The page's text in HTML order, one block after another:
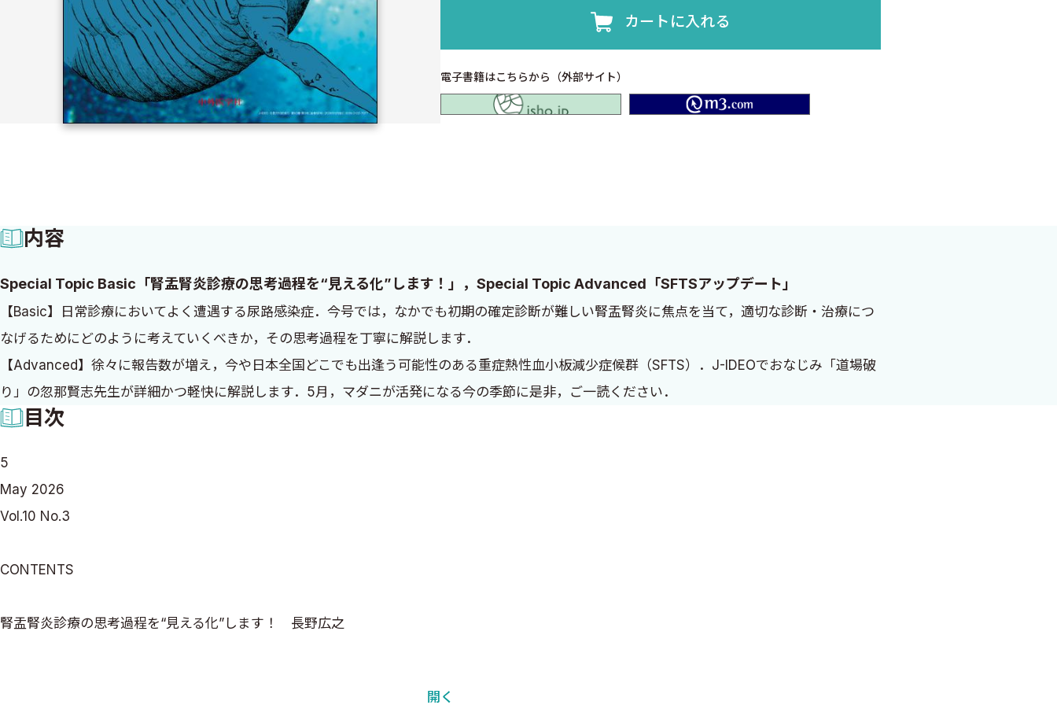
カートに入れる
電子書籍はこちらから（外部サイト）
内容
Special Topic Basic「腎盂腎炎診療の思考過程を“見える化”します！」，Special Topic Advanced「SFTSアップデート」
【Basic】日常診療においてよく遭遇する尿路感染症．今号では，なかでも初期の確定診断が難しい腎盂腎炎に焦点を当て，適切な診断・治療につ
なげるためにどのように考えていくべきか，その思考過程を丁寧に解説します．
【Advanced】徐々に報告数が増え，今や日本全国どこでも出逢う可能性のある重症熱性血小板減少症候群（SFTS）．J-IDEOでおなじみ「道場破
り」の忽那賢志先生が詳細かつ軽快に解説します．5月，マダニが活発になる今の季節に是非，ご一読ください．
目次
5
May 2026
Vol.10 No.3
CONTENTS
腎盂腎炎診療の思考過程を“見える化”します！ 長野広之
開く